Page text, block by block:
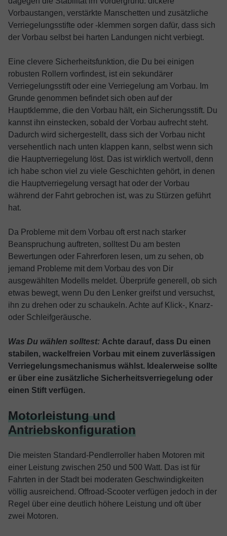
Vorbaustangen, verstärkte Manschetten und zusätzliche
Verriegelungsstifte oder -klemmen sorgen dafür, dass sich
der Vorbau selbst bei harten Landungen nicht verbiegt.
Eine clevere Sicherheitsfunktion, die Du bei einigen
robusten Rollern vorfindest, ist ein sekundärer
Verriegelungsstift oder eine Verriegelung am Vorbau. Im
Grunde genommen befindet sich oben auf der
Hauptklemme, die den Vorbau hält, ein Sicherungsstift. Du
kannst ihn einstecken, sobald der Vorbau aufrecht steht.
Dadurch wird sichergestellt, dass sich der Vorbau nicht
versehentlich nach unten klappen kann, selbst wenn sich
die Hauptverriegelung löst. Das ist wirklich wertvoll, denn
ich habe schon viel zu viele Geschichten gehört, in denen
die Hauptverriegelung versagt hat oder der Vorbau
während der Fahrt gebrochen ist, was zu Stürzen geführt
hat.
Da Probleme mit dem Vorbau oft erst nach starker
Beanspruchung auftreten, solltest Du am besten
Bewertungen oder Fahrerforen lesen, um zu sehen, ob
jemand Probleme mit dem Vorbau des von Dir
ausgewählten Modells meldet. Überprüfe generell, ob sich
etwas bewegt, wenn Du den Lenker greifst und versuchst,
ihn zu drehen oder zu schaukeln. Achte auf Klick-, Knarz-
oder Schleifgeräusche.
Was Du wählen solltest: Achte darauf, dass Du einen
stabilen, wackelfreien Vorbau mit einem zuverlässigen
Verriegelungsmechanismus wählst. Idealerweise sollte
er über eine zusätzliche Sicherheitsverriegelung oder
einen Stift verfügen.
Motorleistung und
Antriebskonfiguration
Die meisten Standard-Pendlerroller haben Motoren mit
einer Leistung zwischen 250 und 500 Watt. Das ist für
Fahrten in der Stadt bei moderaten Geschwindigkeiten
völlig ausreichend. Offroad-Scooter verfügen jedoch in der
Regel über eine deutlich höhere Leistung und oft über
zwei Motoren.